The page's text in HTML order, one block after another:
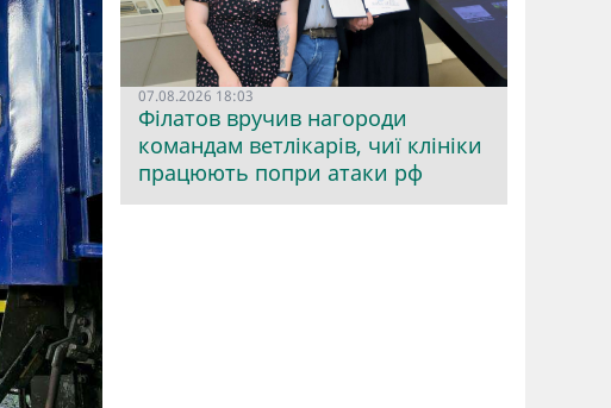
07.08.2026 18:03
Філатов вручив нагороди
командам ветлікарів, чиї клініки
працюють попри атаки рф